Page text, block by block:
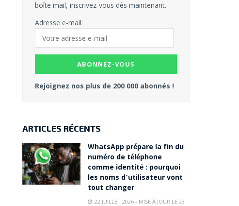
boîte mail, inscrivez-vous dès maintenant.
Adresse e-mail:
Rejoignez nos plus de 200 000 abonnés !
ARTICLES RÉCENTS
WhatsApp prépare la fin du
numéro de téléphone
comme identité : pourquoi
les noms d’utilisateur vont
tout changer
22 JUILLET 2026 - MISE À JOUR LE 23